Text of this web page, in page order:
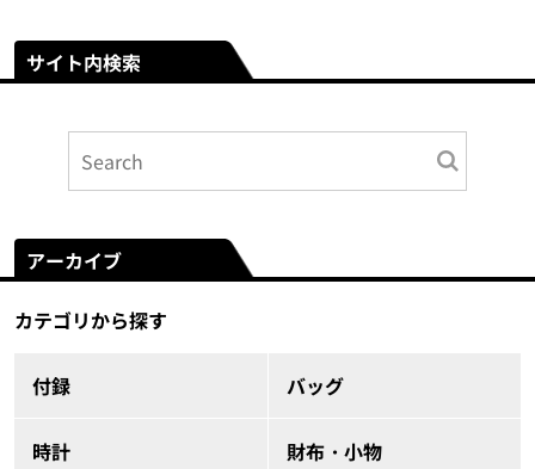
サイト内検索
アーカイブ
カテゴリから探す
付録 バッグ
時計 財布・小物